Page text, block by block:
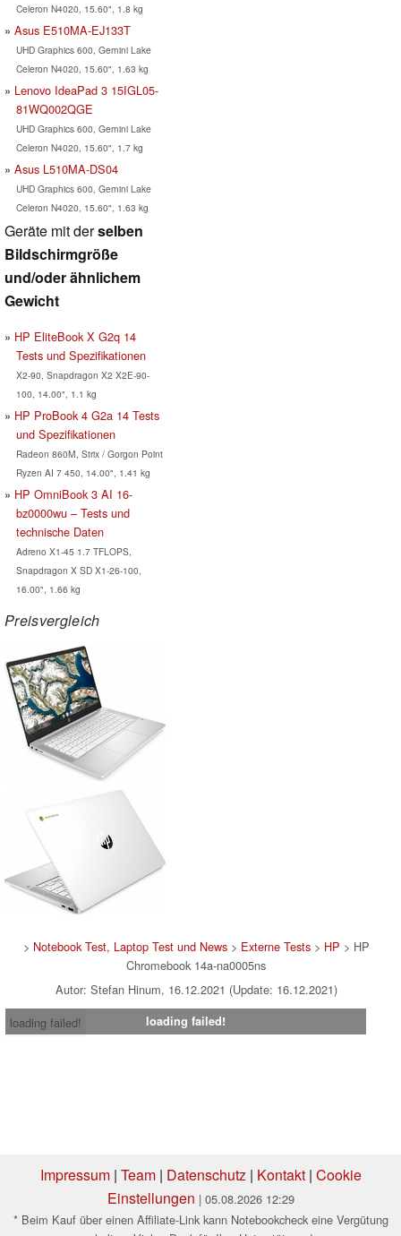
Celeron N4020, 15.60", 1.8 kg
Asus E510MA-EJ133T
UHD Graphics 600, Gemini Lake
Celeron N4020, 15.60", 1.63 kg
Lenovo IdeaPad 3 15IGL05-
81WQ002QGE
UHD Graphics 600, Gemini Lake
Celeron N4020, 15.60", 1.7 kg
Asus L510MA-DS04
UHD Graphics 600, Gemini Lake
Celeron N4020, 15.60", 1.63 kg
Geräte mit derselben
Bildschirmgröße
und/oder ähnlichem
Gewicht
HP EliteBook X G2q 14
Tests und Spezifikationen
X2-90, Snapdragon X2 X2E-90-
100, 14.00", 1.1 kg
HP ProBook 4 G2a 14 Tests
und Spezifikationen
Radeon 860M, Strix / Gorgon Point
Ryzen AI 7 450, 14.00", 1.41 kg
HP OmniBook 3 AI 16-
bz0000wu – Tests und
technische Daten
Adreno X1-45 1.7 TFLOPS,
Snapdragon X SD X1-26-100,
16.00", 1.66 kg
Preisvergleich
> Notebook Test, Laptop Test und News> Externe Tests> HP > HP
Chromebook 14a-na0005ns
Autor: Stefan Hinum, 16.12.2021 (Update: 16.12.2021)
loading failed!
loading failed!
Impressum| Team| Datenschutz| Kontakt| Cookie
Einstellungen | 05.08.2026 12:29
* Beim Kauf über einen Affiliate-Link kann Notebookcheck eine Vergütung